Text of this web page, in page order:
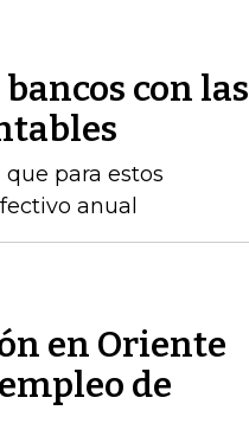
con las
para estos
anual
en Oriente
de